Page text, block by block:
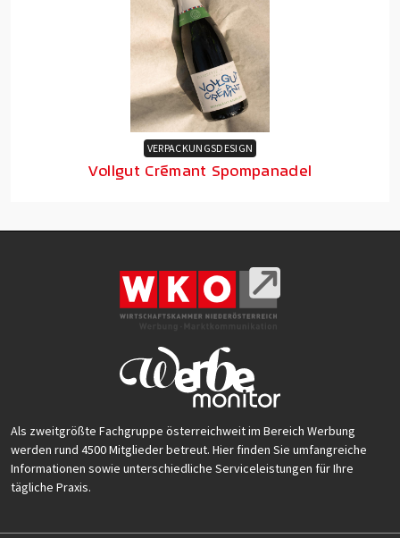
VERPACKUNGSDESIGN
Vollgut Crémant Spompanadel
Als zweitgrößte Fachgruppe österreichweit im Bereich Werbung
werden rund 4500 Mitglieder betreut. Hier finden Sie umfangreiche
Informationen sowie unterschiedliche Serviceleistungen für Ihre
tägliche Praxis.